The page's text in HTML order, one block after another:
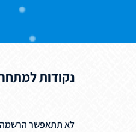
נקודות
לא תתאפשר הרשמה